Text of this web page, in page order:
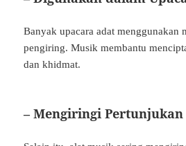
Banyak upacara adat menggunakan
pengiring. Musik membantu
dan khidmat.
– Mengiringi Pertunjukan